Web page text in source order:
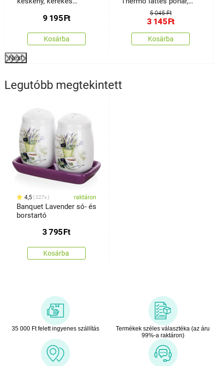
9 195Ft
Kosárba
350 ml, 2 db5 045 Ft
3 145Ft
Kosárba
Next
Legutóbb megtekintett
4,5 227x raktáron
Banquet Lavender só- és
borstartó
3 795Ft
Kosárba
35 000 Ft felett ingyenes szállítás
Termékek széles választéka (az áru
99%-a raktáron)